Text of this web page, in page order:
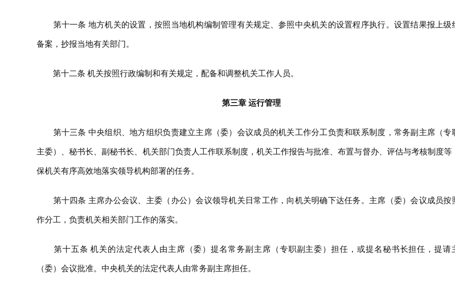
第十一条 地方机关的设置，按照当地机构编制管理有关规定、参照中央机关的设置程序执行。设置结果报上级
备案，抄报当地有关部门。
第十二条 机关按照行政编制和有关规定，配备和调整机关工作人员。
第三章 运行管理
第十三条 中央组织、地方组织负责建立主席（委）会议成员的机关工作分工负责和联系制度，常务副主席（专
主委）、秘书长、副秘书长、机关部门负责人工作联系制度，机关工作报告与批准、布置与督办、评估与考核制度等
保机关有序高效地落实领导机构部署的任务。
第十四条 主席办公会议、主委（办公）会议领导机关日常工作，向机关明确下达任务。主席（委）会议成员按
作分工，负责机关相关部门工作的落实。
第十五条 机关的法定代表人由主席（委）提名常务副主席（专职副主委）担任，或提名秘书长担任，提请
（委）会议批准。中央机关的法定代表人由常务副主席担任。